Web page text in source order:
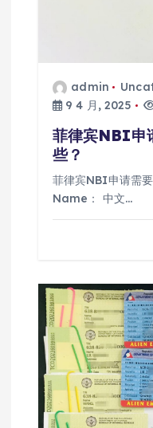
admin
9 4 月, 2025
菲律宾NBI申
些？
菲律宾NBI申请需
Name： 中文…